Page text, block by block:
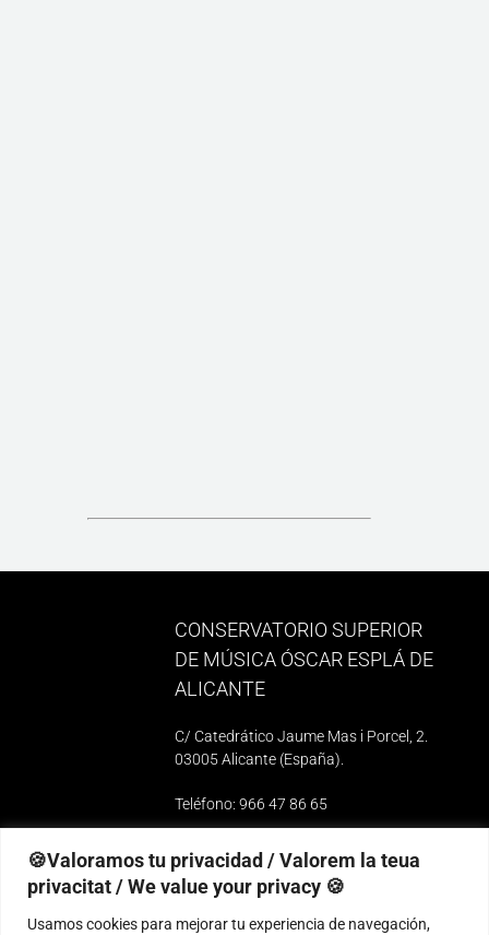
🍪Valoramos tu privacidad / Valorem la teua
privacitat / We value your privacy 🍪
Usamos cookies para mejorar tu experiencia de navegación,
CONSERVATORIO SUPERIOR
DE MÚSICA ÓSCAR ESPLÁ DE
ALICANTE
C/ Catedrático Jaume Mas i Porcel, 2.
03005 Alicante (España)
Teléfono: 966 47 86 65
e-mail: 03010739@iseacv.gva.es
Contacta con nosotros